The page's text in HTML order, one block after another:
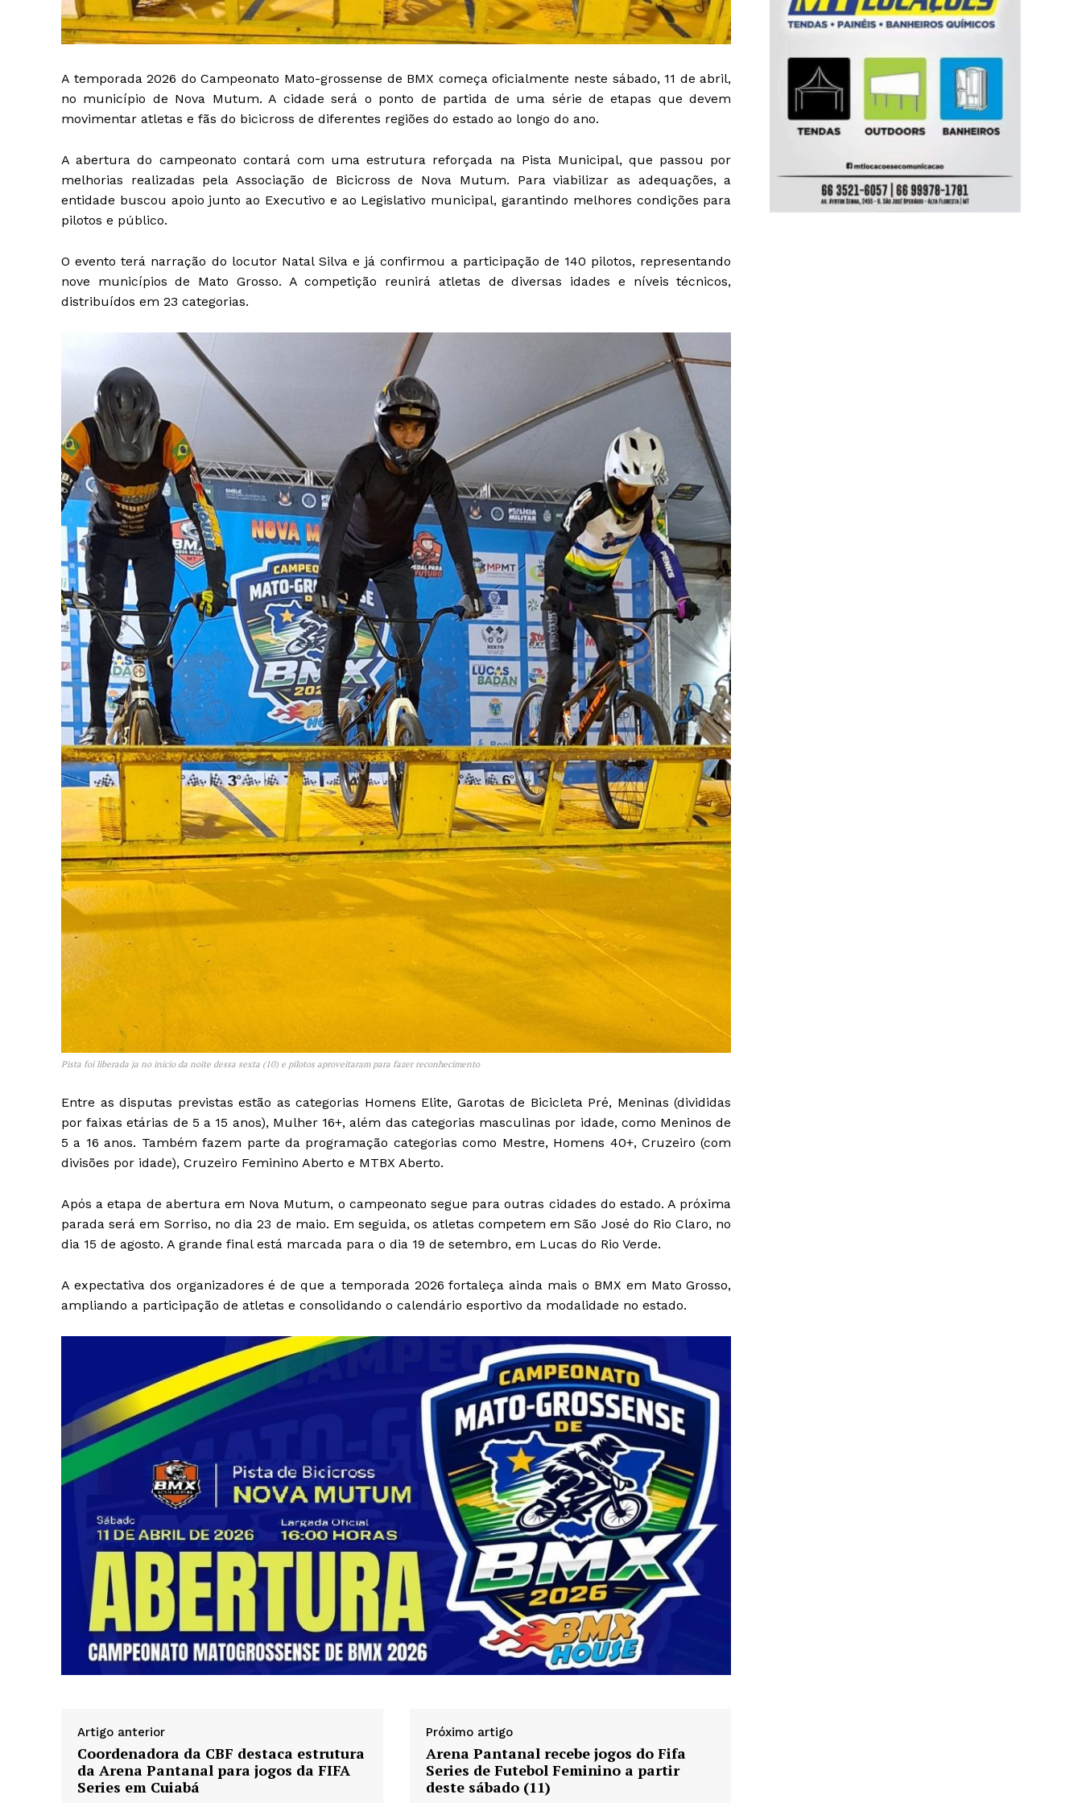
A temporada 2026 do Campeonato Mato-grossense de BMX começa oficialmente neste sábado, 11 de abril,
no município de Nova Mutum. A cidade será o ponto de partida de uma série de etapas que devem
movimentar atletas e fãs do bicicross de diferentes regiões do estado ao longo do ano.
A abertura do campeonato contará com uma estrutura reforçada na Pista Municipal, que passou por
melhorias realizadas pela Associação de Bicicross de Nova Mutum. Para viabilizar as adequações, a
entidade buscou apoio junto ao Executivo e ao Legislativo municipal, garantindo melhores condições para
pilotos e público.
O evento terá narração do locutor Natal Silva e já confirmou a participação de 140 pilotos, representando
nove municípios de Mato Grosso. A competição reunirá atletas de diversas idades e níveis técnicos,
distribuídos em 23 categorias.
Pista foi liberada ja no inicio da noite dessa sexta (10) e pilotos aproveitaram para fazer reconhecimento
Entre as disputas previstas estão as categorias Homens Elite, Garotas de Bicicleta Pré, Meninas (divididas
por faixas etárias de 5 a 15 anos), Mulher 16+, além das categorias masculinas por idade, como Meninos de
5 a 16 anos. Também fazem parte da programação categorias como Mestre, Homens 40+, Cruzeiro (com
divisões por idade), Cruzeiro Feminino Aberto e MTBX Aberto.
Após a etapa de abertura em Nova Mutum, o campeonato segue para outras cidades do estado. A próxima
parada será em Sorriso, no dia 23 de maio. Em seguida, os atletas competem em São José do Rio Claro, no
dia 15 de agosto. A grande final está marcada para o dia 19 de setembro, em Lucas do Rio Verde.
A expectativa dos organizadores é de que a temporada 2026 fortaleça ainda mais o BMX em Mato Grosso,
ampliando a participação de atletas e consolidando o calendário esportivo da modalidade no estado.
Artigo anterior
Coordenadora da CBF destaca estrutura
da Arena Pantanal para jogos da FIFA
Series em Cuiabá
Próximo artigo
Arena Pantanal recebe jogos do Fifa
Series de Futebol Feminino a partir
deste sábado (11)